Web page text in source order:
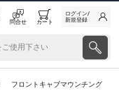
問合せ カート
ログイン/
新規登録
フロントキャブマウンチング